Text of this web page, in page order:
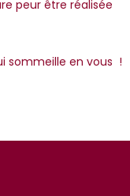
peur être réalisée
sommeille en vous !